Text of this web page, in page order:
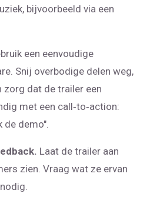
bijvoorbeeld via een
een eenvoudige
Snij overbodige delen weg,
zorg dat de trailer een
met een call‑to‑action:
de demo".
Laat de trailer aan
zien. Vraag wat ze ervan